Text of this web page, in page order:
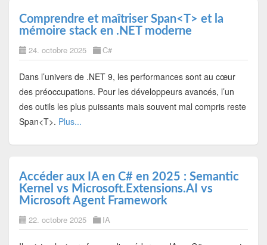
Comprendre et maîtriser Span<T> et la
mémoire stack en .NET moderne
24. octobre 2025 C#
Dans l’univers de .NET 9, les performances sont au cœur
des préoccupations. Pour les développeurs avancés, l’un
des outils les plus puissants mais souvent mal compris reste
Span<T>. Plus...
Accéder aux IA en C# en 2025 : Semantic
Kernel vs Microsoft.Extensions.AI vs
Microsoft Agent Framework
22. octobre 2025 IA